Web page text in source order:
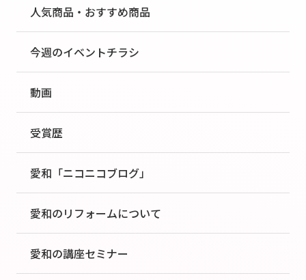
人気商品・おすすめ商品
今週のイベントチラシ
動画
受賞歴
愛和「ニコニコブログ」
愛和のリフォームについて
愛和の講座セミナー